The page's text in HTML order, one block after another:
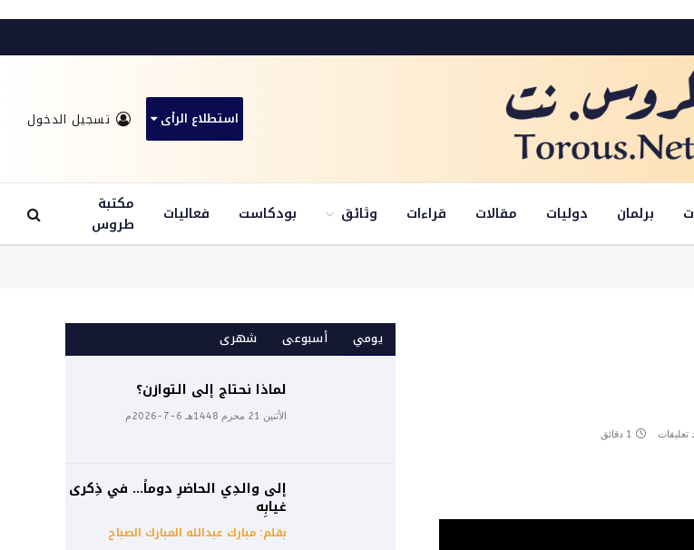
استطلاع الرأى تسجيل الدخول
برلمان دوليات مقالات قراءات وثائق بودكاست فعاليات
مكتبة
طروس
تعليقات 1 دقائق
يومي أسبوعى شهرى
لماذا نحتاج إلى التوازن؟
الأثنين 21 محرم 1448هـ 6-7-2026م
إلى والدِي الحاضرِ دوماً… في ذِكرى
غيابِه
بقلم: مبارك عبدالله المبارك الصباح